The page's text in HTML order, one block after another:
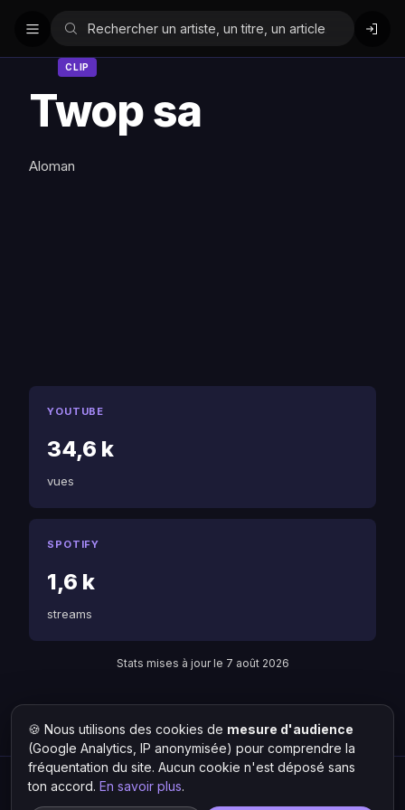
CLIP
Twop sa
Aloman
YOUTUBE
34,6 k
vues
SPOTIFY
1,6 k
streams
Stats mises à jour le 7 août 2026
Retour à Aloman Liste des artistes
Hit Lokal·L'actu rap & musique urbaine
🍪 Nous utilisons des cookies de mesure d'audience
(Google Analytics, IP anonymisée) pour comprendre la
fréquentation du site. Aucun cookie n'est déposé sans
ton accord. En savoir plus.